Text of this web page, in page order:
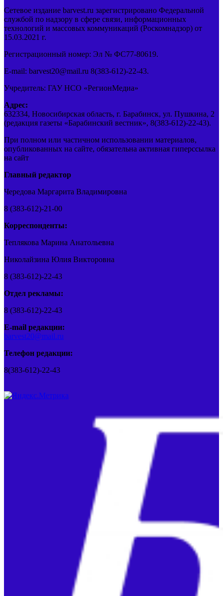
Сетевое издание barvest.ru зарегистрировано Федеральной
службой по надзору в сфере связи, информационных
технологий и массовых коммуникаций (Роскомнадзор) от
15.03.2021 г.
Регистрационный номер: Эл № ФС77-80619.
E-mail: barvest20@mail.ru 8(383-612)-22-43.
Учредитель: ГАУ НСО «РегионМедиа»
Адрес:
632334, Новосибирская область, г. Барабинск, ул. Пушкина, 2
(редакция газеты «Барабинский вестник», 8(383-612)-22-43).
При полном или частичном использовании материалов,
опубликованных на сайте, обязательна активная гиперссылка
на сайт
Главный редактор
Чередова Маргарита Владимировна
8 (383-612)-21-00
Корреспонденты:
Теплякова Марина Анатольевна
Николайзина Юлия Викторовна
8 (383-612)-22-43
Отдел рекламы:
8 (383-612)-22-43
E-mail редакции:
barvest20@mail.ru
Телефон редакции:
8(383-612)-22-43